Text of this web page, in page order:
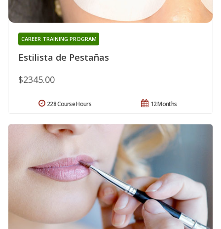
Estilista de Pestañas
CAREER TRAINING PROGRAM
$2345.00
12 Months
228 Course Hours